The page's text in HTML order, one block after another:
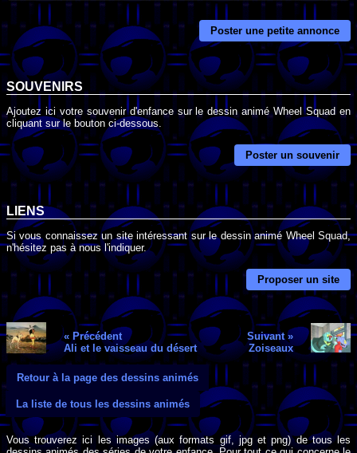
Poster une petite annonce
SOUVENIRS
Ajoutez ici votre souvenir d'enfance sur le dessin animé Wheel Squad en
cliquant sur le bouton ci-dessous.
Poster un souvenir
LIENS
Si vous connaissez un site intéressant sur le dessin animé Wheel Squad,
n'hésitez pas à nous l'indiquer.
Proposer un site
« Précédent
Ali et le vaisseau du désert
Suivant »
Zoiseaux
Retour à la page des dessins animés
La liste de tous les dessins animés
Vous trouverez ici les images (aux formats gif, jpg et png) de tous les